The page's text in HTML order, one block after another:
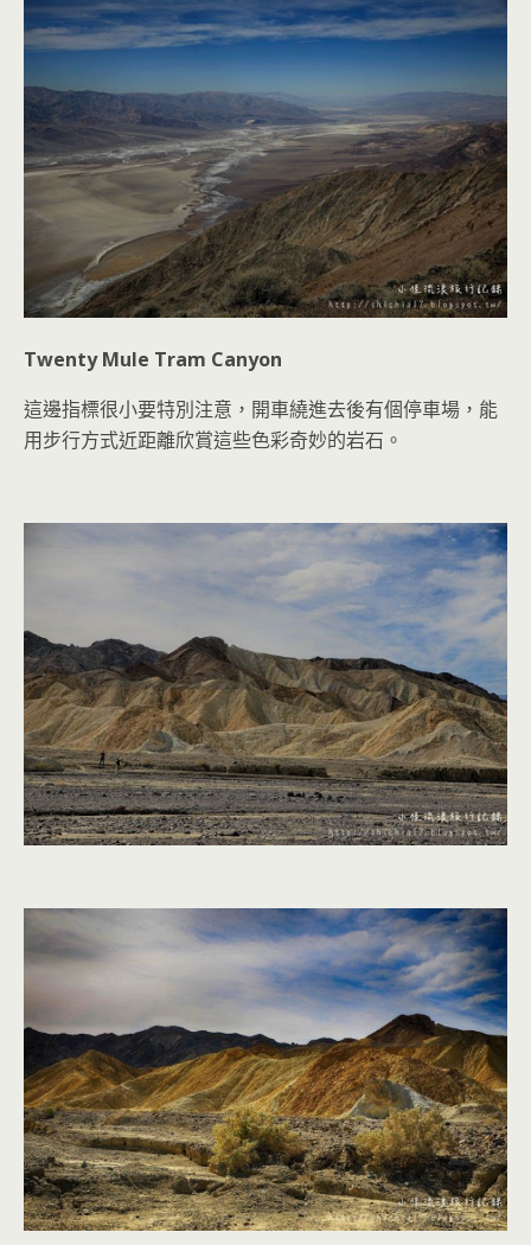
Twenty Mule Tram Canyon
這邊指標很小要特別注意，開車繞進去後有個停車場，能
用步行方式近距離欣賞這些色彩奇妙的岩石。